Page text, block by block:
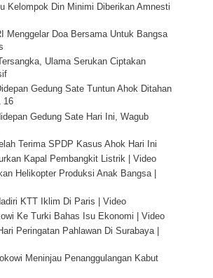
Kelompok Din Minimi Diberikan Amnesti
Menggelar Doa Bersama Untuk Bangsa
Ulama Serukan Ciptakan
Gedung Sate Tuntun Ahok Ditahan
16
Gedung Sate Hari Ini, Wagub
Terima SPDP Kasus Ahok Hari Ini
Kapal Pembangkit Listrik | Video
Helikopter Produksi Anak Bangsa |
KTT Iklim Di Paris | Video
Ke Turki Bahas Isu Ekonomi | Video
Peringatan Pahlawan Di Surabaya |
Meninjau Penanggulangan Kabut